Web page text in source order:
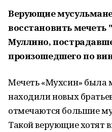
Верующие
восстановить мечеть
Муллино,
произошедшего по
Мечеть«Мухсин» была
находили новых
отмечаются большие
Такой верующие хотят